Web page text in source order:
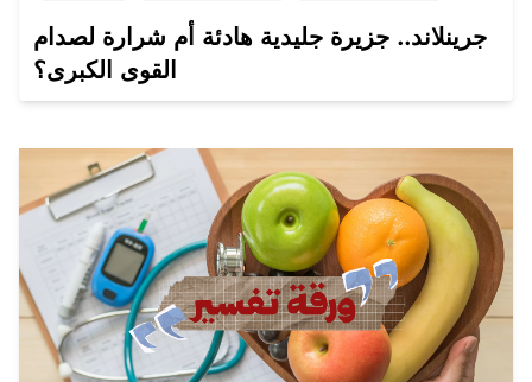
جرينلاند.. جزيرة جليدية هادئة أم شرارة لصدام
القوى الكبرى؟